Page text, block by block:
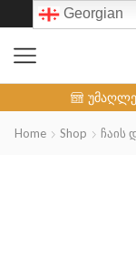
Home Shop Ჩაის
Georgian